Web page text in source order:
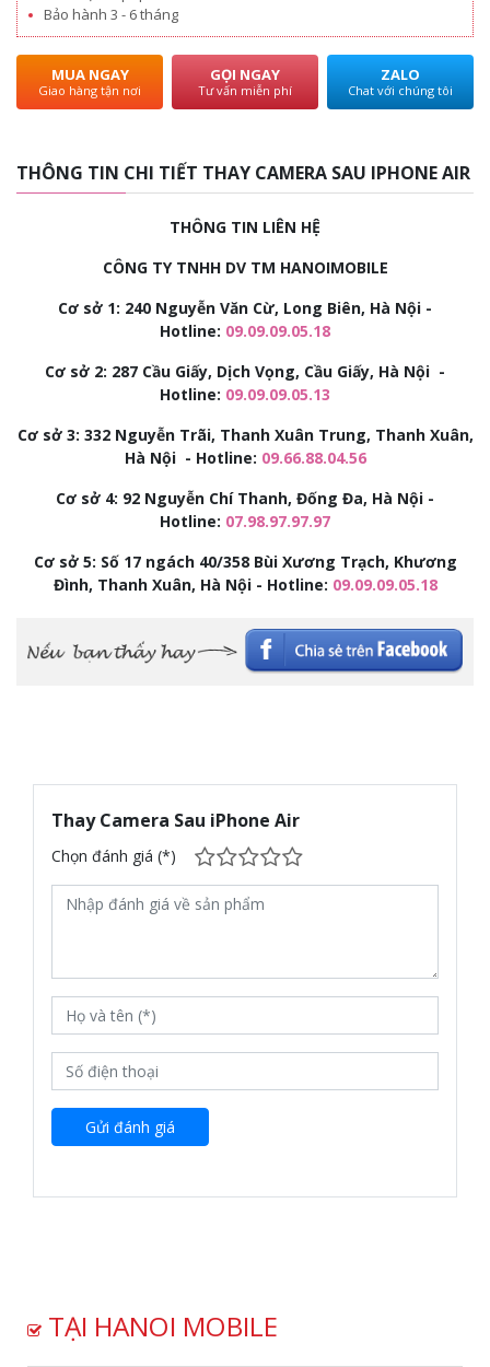
Bảo hành 3 - 6 tháng
MUA NGAY
Giao hàng tận nơi
GỌI NGAY
Tư vấn miễn phí
ZALO
Chat với chúng tôi
THÔNG TIN CHI TIẾT THAY CAMERA SAU IPHONE AIR
THÔNG TIN LIÊN HỆ
CÔNG TY TNHH DV TM HANOIMOBILE
Cơ sở 1: 240 Nguyễn Văn Cừ, Long Biên, Hà Nội -
Hotline: 09.09.09.05.18
Cơ sở 2: 287 Cầu Giấy, Dịch Vọng, Cầu Giấy, Hà Nội -
Hotline: 09.09.09.05.13
Cơ sở 3: 332 Nguyễn Trãi, Thanh Xuân Trung, Thanh Xuân,
Hà Nội - Hotline: 09.66.88.04.56
Cơ sở 4: 92 Nguyễn Chí Thanh, Đống Đa, Hà Nội -
Hotline: 07.98.97.97.97
Cơ sở 5: Số 17 ngách 40/358 Bùi Xương Trạch, Khương
Đình, Thanh Xuân, Hà Nội - Hotline: 09.09.09.05.18
Thay Camera Sau iPhone Air
Chọn đánh giá (*)
Gửi đánh giá
TẠI HANOI MOBILE